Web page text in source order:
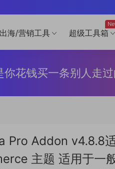
出海/营销工具 超级工具箱
花钱买一条别人走过
Pro Addon v4.8.8
主题 适用于一